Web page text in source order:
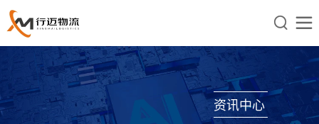
 
资讯中心